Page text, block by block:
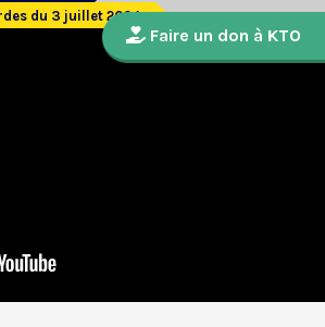
du 3 juillet 2024
Faire un don à KTO